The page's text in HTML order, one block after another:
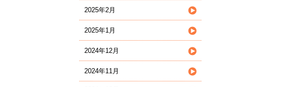
2025年2月
2025年1月
2024年12月
2024年11月